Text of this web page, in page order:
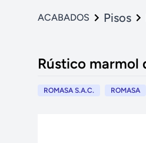
ACABADOS Pisos
Rústico marmol
ROMASA S.A.C. ROMASA